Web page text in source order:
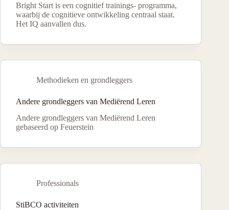
Bright Start is een cognitief trainings- programma,
waarbij de cognitieve ontwikkeling centraal staat.
Het IQ aanvallen dus.
Methodieken en grondleggers
Andere grondleggers van Mediërend Leren
Andere grondleggers van Mediërend Leren
gebaseerd op Feuerstein
Professionals
StiBCO activiteiten